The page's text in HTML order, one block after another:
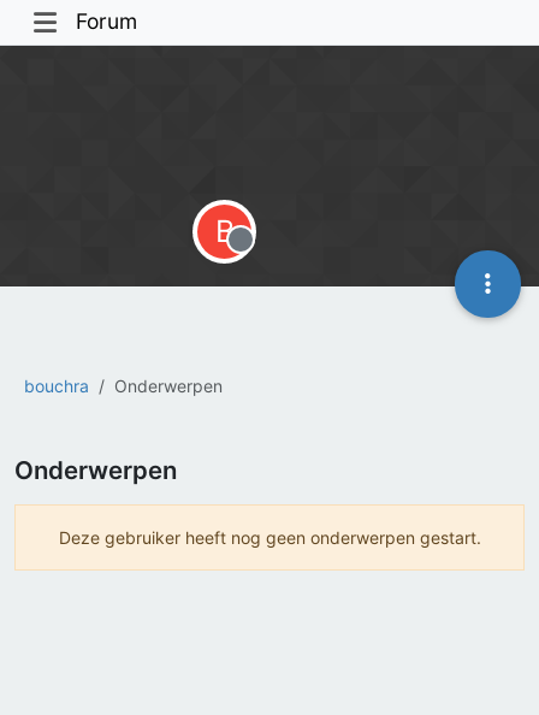
Forum
bouchra Onderwerpen
B
Offline
Onderwerpen
Deze gebruiker heeft nog geen onderwerpen gestart.